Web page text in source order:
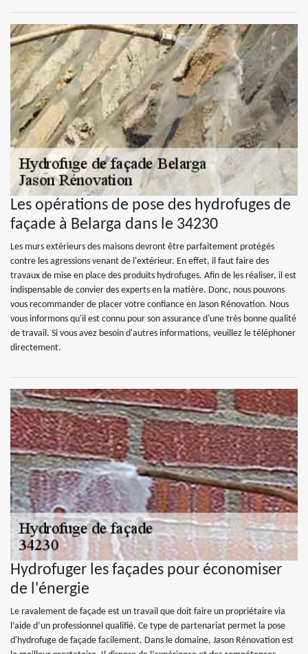
Les opérations de pose des hydrofuges de
façade à Belarga dans le 34230
Les murs extérieurs des maisons devront être parfaitement protégés
contre les agressions venant de l'extérieur. En effet, il faut faire des
travaux de mise en place des produits hydrofuges. Afin de les réaliser, il est
indispensable de convier des experts en la matière. Donc, nous pouvons
vous recommander de placer votre confiance en Jason Rénovation. Nous
vous informons qu'il est connu pour son assurance d'une très bonne qualité
de travail. Si vous avez besoin d'autres informations, veuillez le téléphoner
directement.
Hydrofuger les façades pour économiser
de l'énergie
Le ravalement de façade est un travail que doit faire un propriétaire via
l’aide d’un professionnel qualifié. Ce type de partenariat permet la pose
d'hydrofuge de façade facilement. Dans le domaine, Jason Rénovation est